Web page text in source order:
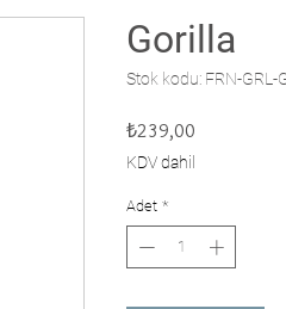
Gorilla
Stok kodu: FRN-GRL-
₺239,00
KDV dahil
Adet *